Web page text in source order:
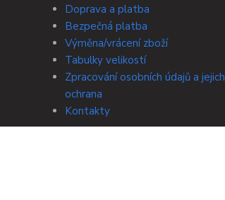
Doprava a platba
Bezpečná platba
Výměna/vrácení zboží
Tabulky velikostí
Zpracování osobních údajů a jejich
ochrana
Kontakty